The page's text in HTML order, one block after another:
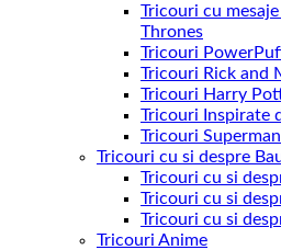
Tricouri cu
Thrones
Tricouri
Tricouri Rick and
Tricouri Harry
Tricouri Inspirate
Tricouri Superman
Tricouri cu si despre
Tricouri cu si
Tricouri cu si
Tricouri cu si
Tricouri Anime